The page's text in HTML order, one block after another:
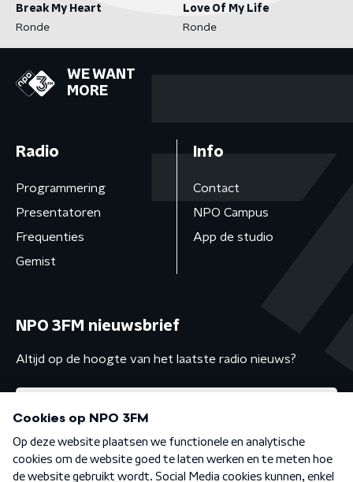
Break My Heart
Ronde
Love Of My Life
Ronde
WE WANT
MORE
Radio
Programmering
Presentatoren
Frequenties
Gemist
Info
Contact
NPO Campus
App de studio
NPO 3FM nieuwsbrief
Altijd op de hoogte van het laatste radio nieuws?